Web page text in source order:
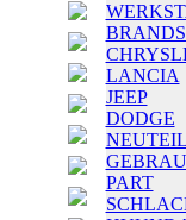
LANCIA
JEEP
DODGE
PART